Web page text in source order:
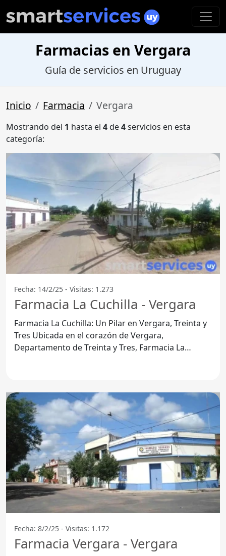
Farmacias en Vergara
Guía de servicios en Uruguay
Inicio Farmacia Vergara
Mostrando del 1 hasta el 4de4servicios en esta
categoría:
Fecha: 14/2/25 - Visitas: 1.273
Farmacia La Cuchilla - Vergara
Farmacia La Cuchilla: Un Pilar en Vergara, Treinta y
Tres Ubicada en el corazón de Vergara,
Departamento de Treinta y Tres, Farmacia La
Fecha: 8/2/25 - Visitas: 1.172
Farmacia Vergara - Vergara